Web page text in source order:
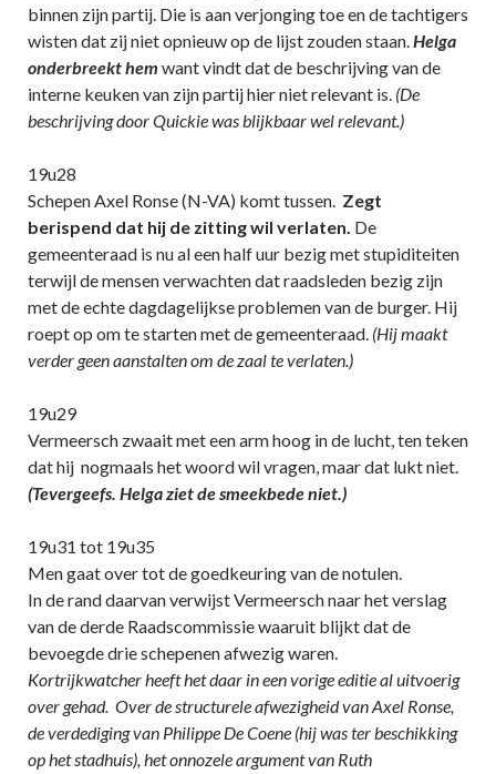
binnen zijn partij. Die is aan verjonging toe en de tachtigers
wisten dat zij niet opnieuw op de lijst zouden staan.Helga
onderbreekt hem want vindt dat de beschrijving van de
interne keuken van zijn partij hier niet relevant is. (De
beschrijving door Quickie was blijkbaar wel relevant.)
19u28
Schepen Axel Ronse (N-VA) komt tussen. Zegt
berispend dat hij de zitting wil verlaten. De
gemeenteraad is nu al een half uur bezig met stupiditeiten
terwijl de mensen verwachten dat raadsleden bezig zijn
met de echte dagdagelijkse problemen van de burger. Hij
roept op om te starten met de gemeenteraad. (Hij maakt
verder geen aanstalten om de zaal te verlaten.)
19u29
Vermeersch zwaait met een arm hoog in de lucht, ten teken
dat hij nogmaals het woord wil vragen, maar dat lukt niet.
(Tevergeefs. Helga ziet de smeekbede niet.)
19u31 tot 19u35
Men gaat over tot de goedkeuring van de notulen.
In de rand daarvan verwijst Vermeersch naar het verslag
van de derde Raadscommissie waaruit blijkt dat de
bevoegde drie schepenen afwezig waren.
Kortrijkwatcher heeft het daar in een vorige editie al uitvoerig
over gehad. Over de structurele afwezigheid van Axel Ronse,
de verdediging van Philippe De Coene (hij was ter beschikking
op het stadhuis), het onnozele argument van Ruth